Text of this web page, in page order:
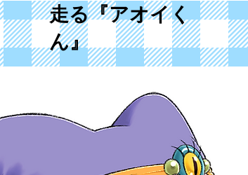
​走る『アオイく
ん』